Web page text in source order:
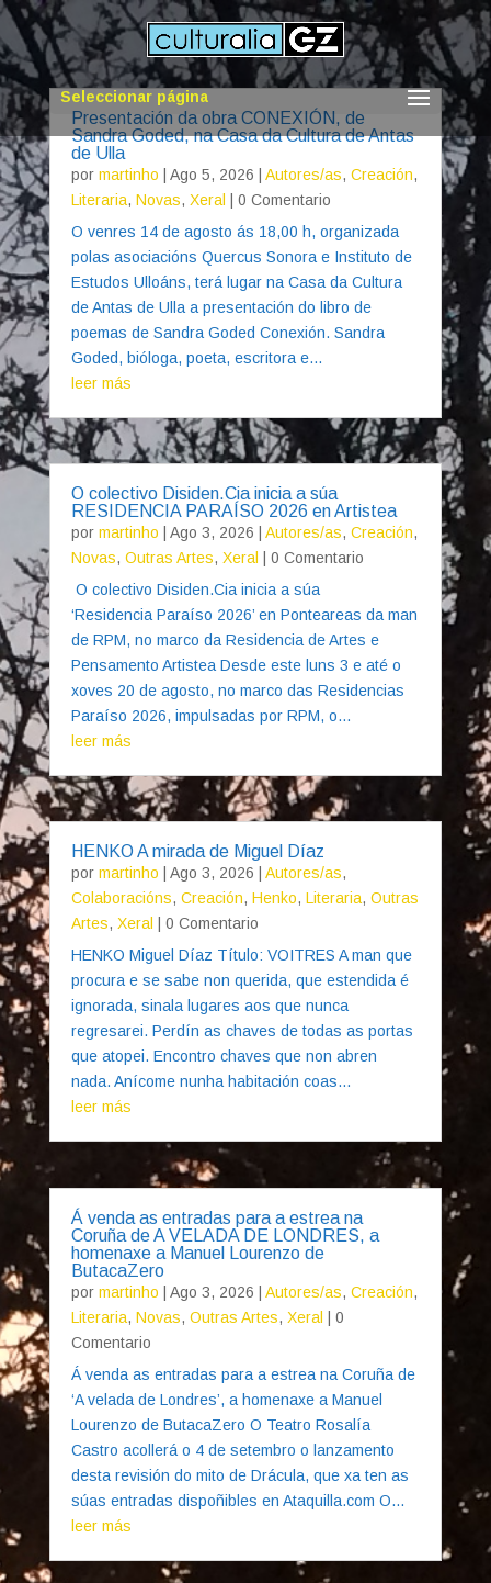
Seleccionar página
Presentación da obra CONEXIÓN, de
Sandra Goded, na Casa da Cultura de Antas
de Ulla
por martinho Ago 5, 2026 Autores/as, Creación,
Literaria, Novas, Xeral
| 0 Comentario
O venres 14 de agosto ás 18,00 h, organizada
polas asociacións Quercus Sonora e Instituto de
Estudos Ulloáns, terá lugar na Casa da Cultura
de Antas de Ulla a presentación do libro de
poemas de Sandra Goded Conexión. Sandra
Goded, bióloga, poeta, escritora e...
leer más
O colectivo Disiden.Cia inicia a súa
RESIDENCIA PARAÍSO 2026 en Artistea
por martinho Ago 3, 2026 Autores/as, Creación,
Novas, Outras Artes, Xeral
| 0 Comentario
O colectivo Disiden.Cia inicia a súa
‘Residencia Paraíso 2026’ en Ponteareas da man
de RPM, no marco da Residencia de Artes e
Pensamento Artistea Desde este luns 3 e até o
xoves 20 de agosto, no marco das Residencias
Paraíso 2026, impulsadas por RPM, o...
leer más
HENKO A mirada de Miguel Díaz
por martinho Ago 3, 2026 Autores/as,
Colaboracións, Creación, Henko, Literaria, Outras
Artes, Xeral
| 0 Comentario
HENKO Miguel Díaz Título: VOITRES A man que
procura e se sabe non querida, que estendida é
ignorada, sinala lugares aos que nunca
regresarei. Perdín as chaves de todas as portas
que atopei. Encontro chaves que non abren
nada. Anícome nunha habitación coas...
leer más
Á venda as entradas para a estrea na
Coruña de A VELADA DE LONDRES, a
homenaxe a Manuel Lourenzo de
ButacaZero
por martinho Ago 3, 2026 Autores/as, Creación,
Literaria, Novas, Outras Artes, Xeral
| 0
Comentario
Á venda as entradas para a estrea na Coruña de
‘A velada de Londres’, a homenaxe a Manuel
Lourenzo de ButacaZero O Teatro Rosalía
Castro acollerá o 4 de setembro o lanzamento
desta revisión do mito de Drácula, que xa ten as
súas entradas dispoñibles en Ataquilla.com O...
leer más